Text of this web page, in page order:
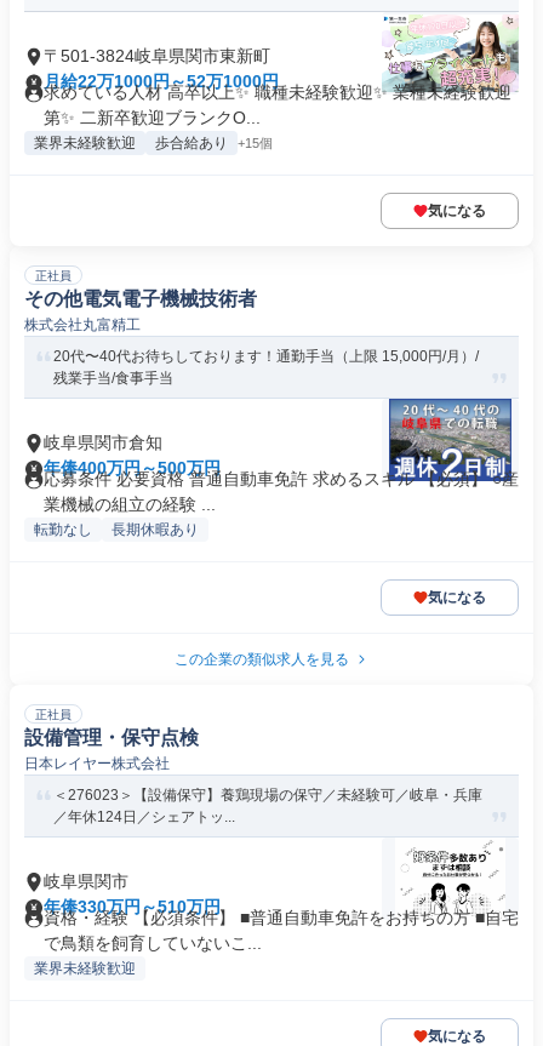
〒501-3824岐阜県関市東新町
月給22万1000円～52万1000円
求めている人材 高卒以上✨ 職種未経験歓迎✨ 業種未経験歓迎
第✨ 二新卒歓迎ブランクO...
業界未経験歓迎 歩合給あり +15個
気になる
正社員
その他電気電子機械技術者
株式会社丸富精工
20代〜40代お待ちしております！通勤手当（上限 15,000円/月）/
残業手当/食事手当
岐阜県関市倉知
年俸400万円～500万円
応募条件 必要資格 普通自動車免許 求めるスキル 【必須】 ○産
業機械の組立の経験 ...
転勤なし 長期休暇あり
気になる
この企業の類似求人を見る
正社員
設備管理・保守点検
日本レイヤー株式会社
＜276023＞【設備保守】養鶏現場の保守／未経験可／岐阜・兵庫
／年休124日／シェアトッ...
岐阜県関市
年俸330万円～510万円
資格・経験 【必須条件】 ■普通自動車免許をお持ちの方 ■自宅
で鳥類を飼育していないこ...
業界未経験歓迎
気になる